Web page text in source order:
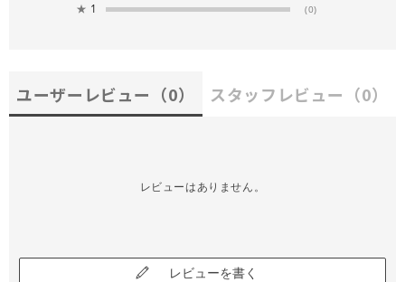
★ 1 (0)
ユーザーレビュー （0） スタッフレビュー （0）
レビューはありません。
レビューを書く